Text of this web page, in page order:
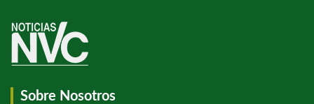
Sobre Nosotros